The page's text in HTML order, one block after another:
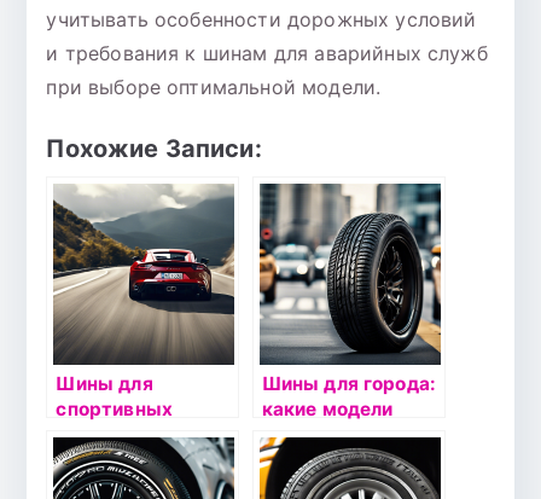
учитывать особенности дорожных условий
и требования к шинам для аварийных служб
при выборе оптимальной модели.
Похожие Записи:
Шины для
спортивных
автомобилей:
какие модели
выбрать?
Шины для города:
какие модели
выбрать?